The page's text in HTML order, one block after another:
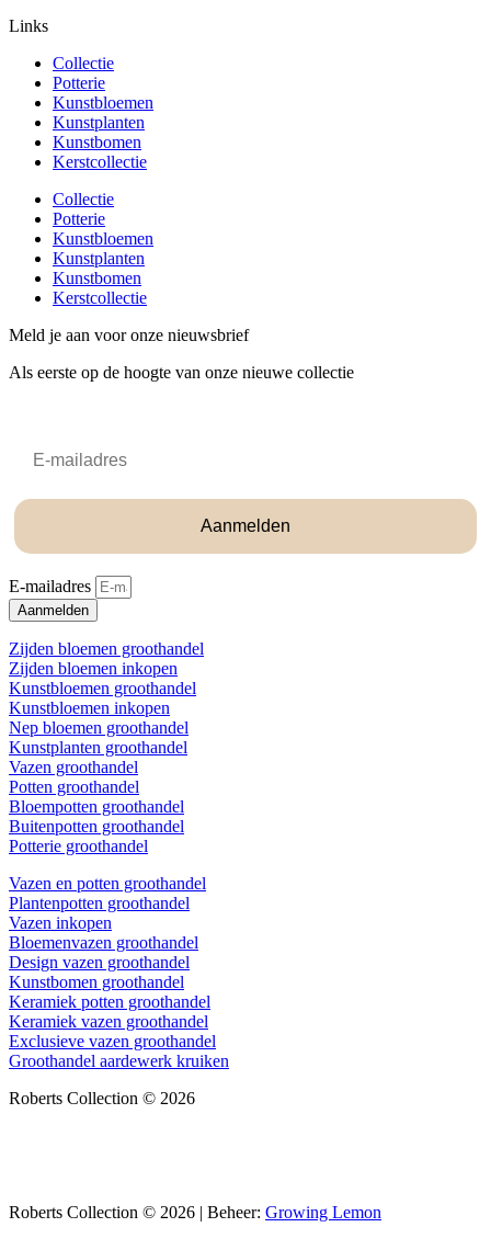
Links
Collectie
Potterie
Kunstbloemen
Kunstplanten
Kunstbomen
Kerstcollectie
Collectie
Potterie
Kunstbloemen
Kunstplanten
Kunstbomen
Kerstcollectie
Meld je aan voor onze nieuwsbrief
Als eerste op de hoogte van onze nieuwe collectie
Aanmelden
E-mailadres
Aanmelden
Zijden bloemen groothandel
Zijden bloemen inkopen
Kunstbloemen groothandel
Kunstbloemen inkopen
Nep bloemen groothandel
Kunstplanten groothandel
Vazen groothandel
Potten groothandel
Bloempotten groothandel
Buitenpotten groothandel
Potterie groothandel
Vazen en potten groothandel
Plantenpotten groothandel
Vazen inkopen
Bloemenvazen groothandel
Design vazen groothandel
Kunstbomen groothandel
Keramiek potten groothandel
Keramiek vazen groothandel
Exclusieve vazen groothandel
Groothandel aardewerk kruiken
Roberts Collection © 2026
Roberts Collection © 2026 | Beheer: Growing Lemon